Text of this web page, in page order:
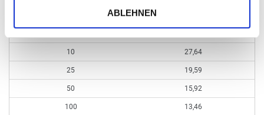
ABLEHNEN
10
25
50
100
27,64
19,59
15,92
13,46